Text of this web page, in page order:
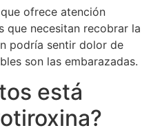
ofrece atención
necesitan recobrar la
podría sentir dolor de
son las embarazadas.
está